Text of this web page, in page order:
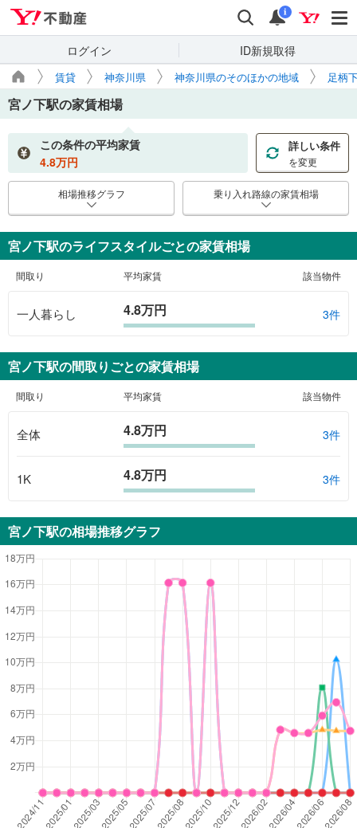
検索 通知
i
ログイン ID新規取得
賃貸 神奈川県 神奈川県のそのほかの地域 足柄
宮ノ下駅の家賃相場
この条件の平均家賃
4.8万円
詳しい条件
を変更
相場推移グラフ 乗り入れ路線の家賃相場
宮ノ下駅のライフスタイルごとの家賃相場
間取り 平均家賃 該当物件
一人暮らし 4.8万円 3件
宮ノ下駅の間取りごとの家賃相場
間取り 平均家賃 該当物件
全体 4.8万円 3件
1K 4.8万円 3件
宮ノ下駅の相場推移グラフ